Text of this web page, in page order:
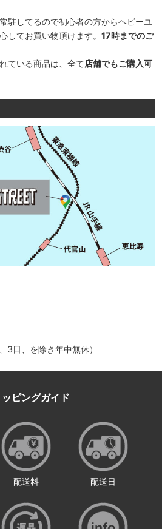
駐してるので初心者の方からヘビーユ
してお買い物頂けます。 17時までのご
ている商品は、全て店舗でもご購入可
3日、を除き年中無休）
ピングガイド
配送料 配送日